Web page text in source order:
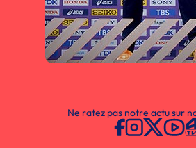
Ne ratez pas notre actu sur